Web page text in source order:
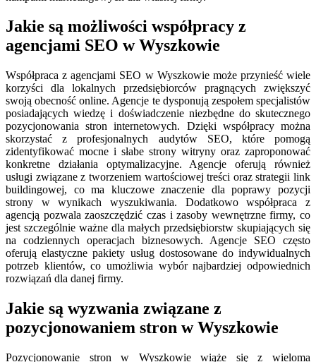
Jakie są możliwości współpracy z
agencjami SEO w Wyszkowie
Współpraca z agencjami SEO w Wyszkowie może przynieść wiele
korzyści dla lokalnych przedsiębiorców pragnących zwiększyć
swoją obecność online. Agencje te dysponują zespołem specjalistów
posiadających wiedzę i doświadczenie niezbędne do skutecznego
pozycjonowania stron internetowych. Dzięki współpracy można
skorzystać z profesjonalnych audytów SEO, które pomogą
zidentyfikować mocne i słabe strony witryny oraz zaproponować
konkretne działania optymalizacyjne. Agencje oferują również
usługi związane z tworzeniem wartościowej treści oraz strategii link
buildingowej, co ma kluczowe znaczenie dla poprawy pozycji
strony w wynikach wyszukiwania. Dodatkowo współpraca z
agencją pozwala zaoszczędzić czas i zasoby wewnętrzne firmy, co
jest szczególnie ważne dla małych przedsiębiorstw skupiających się
na codziennych operacjach biznesowych. Agencje SEO często
oferują elastyczne pakiety usług dostosowane do indywidualnych
potrzeb klientów, co umożliwia wybór najbardziej odpowiednich
rozwiązań dla danej firmy.
Jakie są wyzwania związane z
pozycjonowaniem stron w Wyszkowie
Pozycjonowanie stron w Wyszkowie wiąże się z wieloma